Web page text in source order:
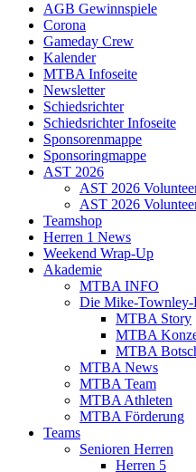
AGB Gewinnspiele
Corona
Gameday Crew
Kalender
MTBA Infoseite
Newsletter
Schiedsrichter
Schiedsrichter Infoseite
Sponsorenmappe
Sponsoringmappe
AST 2026
AST 2026
AST 2026
Teamshop
Herren 1 News
Weekend Wrap-Up
Akademie
MTBA INFO
Die Mike-
MTBA Story
MTBA
MTBA
MTBA News
MTBA Team
MTBA Athleten
MTBA Förderung
Teams
Senioren Herren
Herren 5